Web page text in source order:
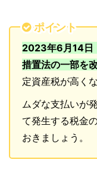
ポイント
2023年6月14日
措置法の一部を
定資産税が高く
ムダな支払いが
て発生する税金
おきましょう。